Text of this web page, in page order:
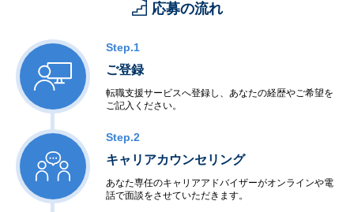
応募の流れ
Step.1
ご登録
転職支援サービスへ登録し、あなたの経歴やご希望を
ご記入ください。
Step.2
キャリアカウンセリング
あなた専任のキャリアアドバイザーがオンラインや電
話で面談をさせていただきます。